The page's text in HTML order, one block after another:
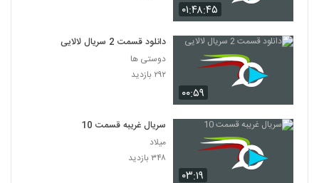
۰۱:۴۸:۴۵
۰۰:۵۹
دانلود قسمت 2 سریال لالایی
دوستی ها
۲۹۲ بازدید
۰۳:۱۹
سریال غریبه قسمت 10
میلاد
۳۴۸ بازدید